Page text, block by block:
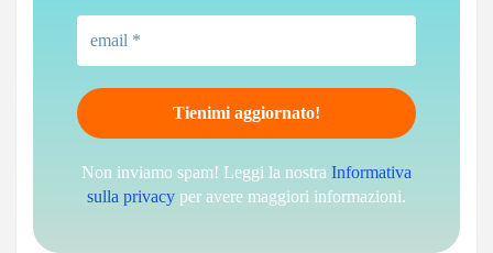
Non inviamo spam! Leggi la nostra Informativa
sulla privacy per avere maggiori informazioni.